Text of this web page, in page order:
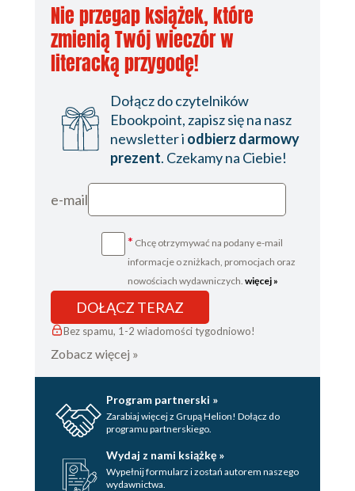
Nie przegap książek, które
zmienią Twój wieczór w
literacką przygodę!
Dołącz do czytelników
Ebookpoint, zapisz się na nasz
newsletter i odbierz darmowy
prezent. Czekamy na Ciebie!
e-mail
* Chcę otrzymywać na podany e-mail
informacje o zniżkach, promocjach oraz
nowościach wydawniczych. więcej »
DOŁĄCZ TERAZ
Bez spamu, 1-2 wiadomości tygodniowo!
Zobacz więcej »
Program partnerski »
Zarabiaj więcej z Grupą Helion! Dołącz do
programu partnerskiego.
Wydaj z nami książkę »
Wypełnij formularz i zostań autorem naszego
wydawnictwa.